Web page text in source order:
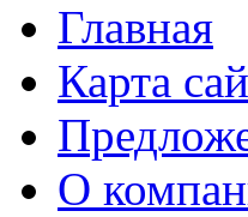
Главная
Карта
О